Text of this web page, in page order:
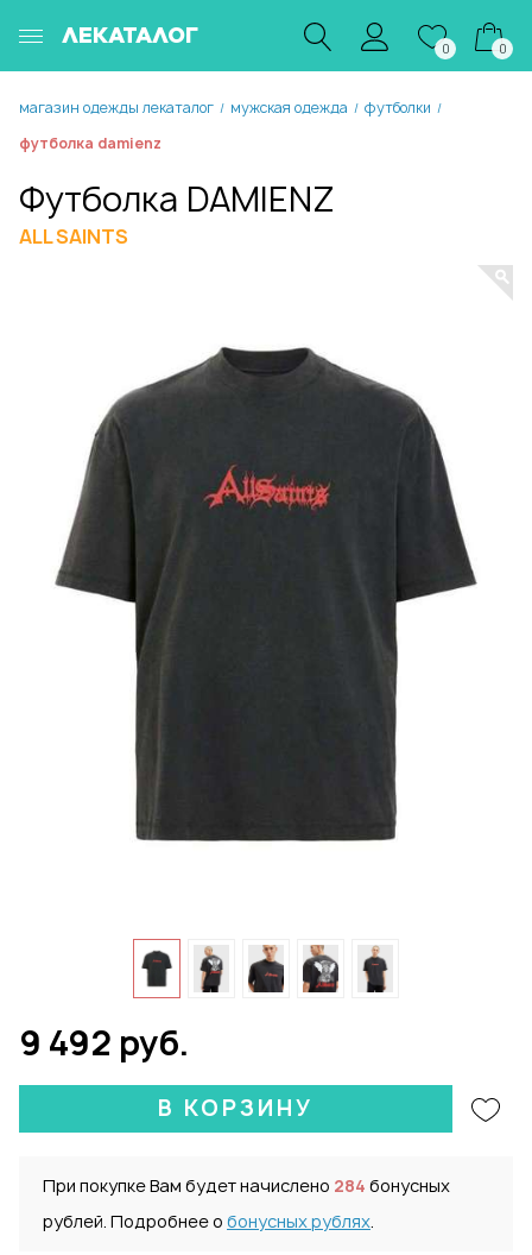
ЛЕКАТАЛОГ
0 0
магазин одежды лекаталог / мужская одежда / футболки /
футболка damienz
Футболка DAMIENZ
ALL SAINTS
9 492 руб.
В КОРЗИНУ
При покупке Вам будет начислено 284 бонусных
рублей. Подробнее о бонусных рублях.